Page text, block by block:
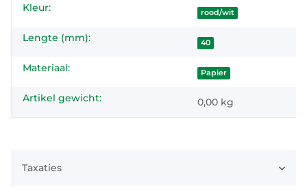
#productDetails.itemInformation#
#productDetails.itemValue#
Kleur: rood/wit
Lengte (mm): 40
Materiaal: Papier
Artikel gewicht: 0,00 kg
Taxaties